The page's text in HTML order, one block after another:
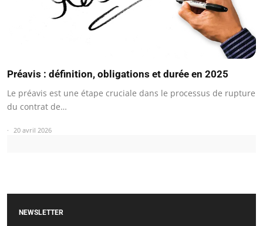
Préavis : définition, obligations et durée en 2025
Le préavis est une étape cruciale dans le processus de rupture
du contrat de…
20 avril 2026
NEWSLETTER